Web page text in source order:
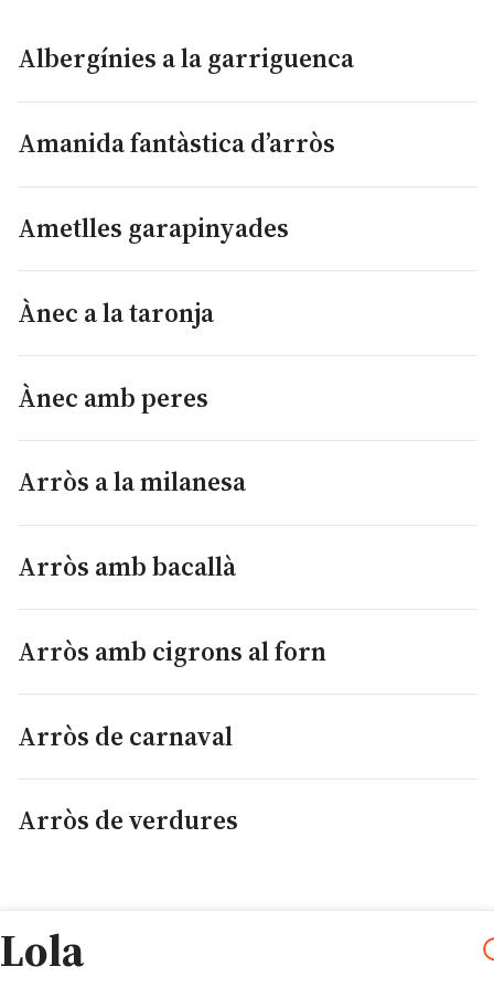
Albergínies a la garriguenca
Amanida fantàstica d’arròs
Ametlles garapinyades
Ànec a la taronja
Ànec amb peres
Arròs a la milanesa
Arròs amb bacallà
Arròs amb cigrons al forn
Arròs de carnaval
Arròs de verdures
Lola